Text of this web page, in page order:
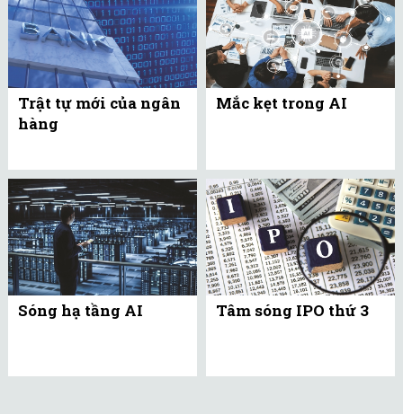
Trật tự mới của ngân
hàng
Mắc kẹt trong AI
Sóng hạ tầng AI Tâm sóng IPO thứ 3